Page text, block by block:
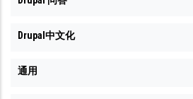
Drupal中文化
通用